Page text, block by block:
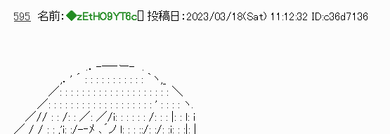
595 名前： ◆zEtHO9YT6c ] 投稿日： 2023/03/18(Sat) 11:12:32 ID:c36d7136
.．-―‐ー- .
,．' ´ : : : : : : : : : : : ｀ヽ,_
／: : : : : : : : : : : : : : : : : : : : ＼
／: : : : : : : : : : : : : : : : : : : ' : : : : ヽ.
／// : : /: : ／: ／/i: : : : : : /: : : |: : l: i
／ / / : : ,'i: :/-‐ﾒ ､´ノ l: : : ::/: :/: :i: : :|: |